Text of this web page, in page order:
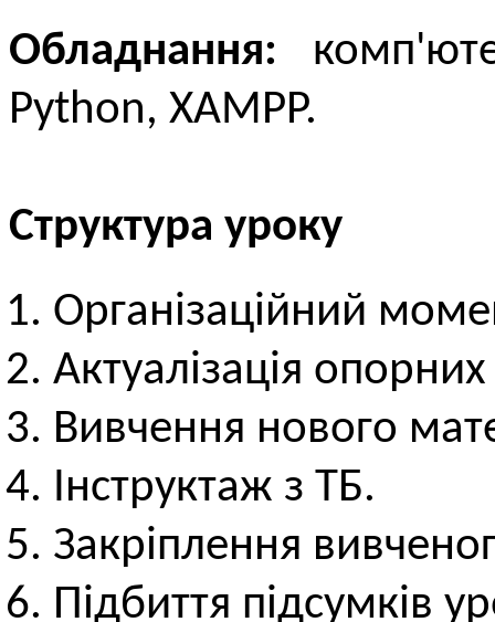
Обладнання:
Python, XAMPP.
Структура уроку
Організаційний
Актуалізація
Вивчення нового
Інструктаж з ТБ.
Закріплення
Підбиття підсумків